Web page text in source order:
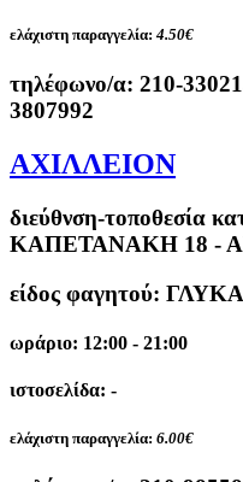
ελάχιστη παραγγελία: 4.50€
τηλέφωνο/α: 210-
3807992
ΑΧΙΛΛΕΙΟΝ
διεύθνση-τοποθεσία
ΚΑΠΕΤΑΝΑΚΗ 18 -
είδος φαγητού: ΓΛΥΚΑ
ωράριο: 12:00 - 21:00
ιστοσελίδα: -
ελάχιστη παραγγελία: 6.00€